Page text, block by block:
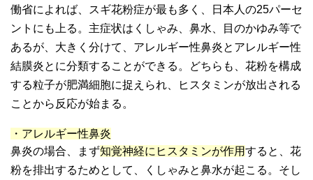
働省によれば、スギ花粉症が最も多く、日本人の25パーセ
ントにも上る。主症状はくしゃみ、鼻水、目のかゆみ等で
あるが、大きく分けて、アレルギー性鼻炎とアレルギー性
結膜炎とに分類することができる。どちらも、花粉を構成
する粒子が肥満細胞に捉えられ、ヒスタミンが放出される
ことから反応が始まる。
・アレルギー性鼻炎
鼻炎の場合、まず知覚神経にヒスタミンが作用すると、花
粉を排出するためとして、くしゃみと鼻水が起こる。そし